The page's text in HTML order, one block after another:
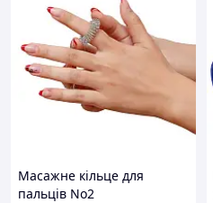
Масажне кільце для
пальців No2